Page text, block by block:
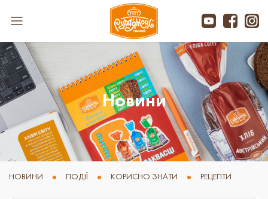
Новини
НОВИНИ ПОДІЇ КОРИСНО ЗНАТИ РЕЦЕПТИ